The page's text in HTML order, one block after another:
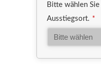
Bitte wählen
Ausstiegsort. *